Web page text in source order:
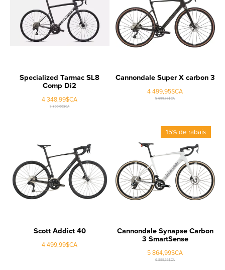
Specialized Tarmac SL8
Comp Di2
4 348,99$CA
5 800,00$CA
Cannondale Super X carbon 3
4 499,95$CA
5 699,99$CA
Scott Addict 40
4 499,99$CA
15% de rabais
Cannondale Synapse Carbon
3 SmartSense
5 864,99$CA
6 899,99$CA